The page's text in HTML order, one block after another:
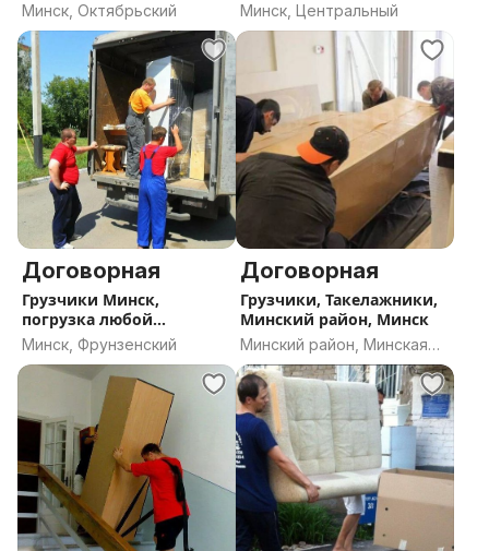
Минск, Октябрьский Минск, Центральный
Договорная
Грузчики Минск,
погрузка любой
сложности
Минск, Фрунзенский
Договорная
Грузчики, Такелажники,
Минский район, Минск
Минский район, Минская
область